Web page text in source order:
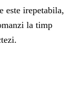
este irepetabila,
la timp